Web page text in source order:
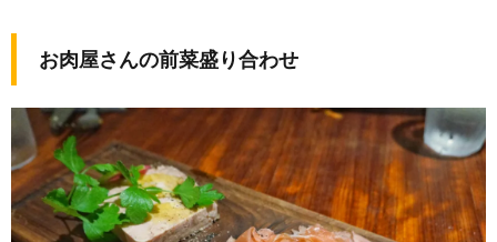
お肉屋さんの前菜盛り合わせ